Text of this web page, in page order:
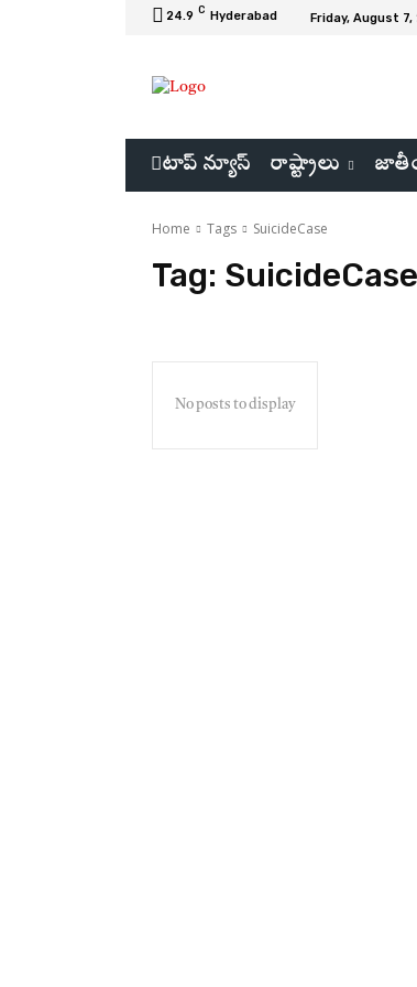
24.9 C Hyderabad Friday, August 7,
టాప్ న్యూస్ రాష్ట్రాలు
Home Tags SuicideCase
Tag: SuicideCase
No posts to display